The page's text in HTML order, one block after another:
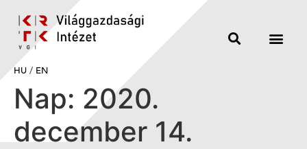
HU / EN
Nap: 2020.
december 14.